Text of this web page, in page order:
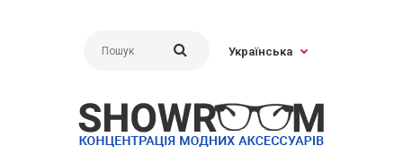
Українська